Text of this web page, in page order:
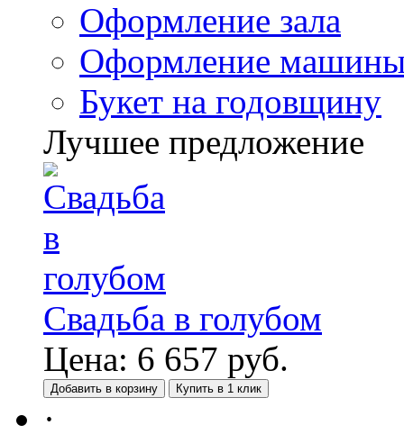
Оформление зала
Оформление
Букет на годовщину
Лучшее предложение
Свадьба в голубом
Цена: 6 657 руб.
Добавить в корзину Купить в 1 клик
·